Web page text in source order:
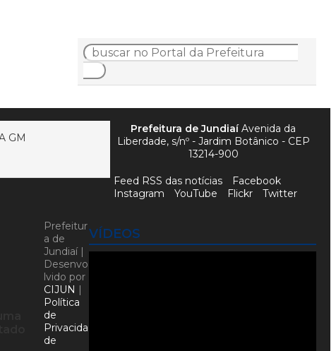
GM
VÍDEOS
Prefeitura de JundiaíAvenida da
Liberdade, s/nº - Jardim Botânico - CEP
13214-900
Feed RSS das notícias
Facebook
Instagram
YouTube Flickr Twitter
Prefeitur
a de
Jundiaí |
Desenvo
lvido por
CIJUN |
Política
de
Privacida
de